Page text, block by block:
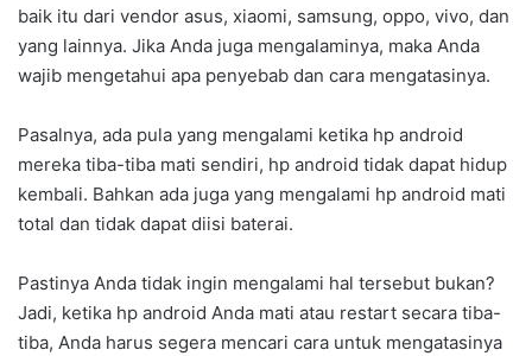
baik itu dari vendor asus, xiaomi, samsung, oppo, vivo, dan
yang lainnya. Jika Anda juga mengalaminya, maka Anda
wajib mengetahui apa penyebab dan cara mengatasinya.
Pasalnya, ada pula yang mengalami ketika hp android
mereka tiba-tiba mati sendiri, hp android tidak dapat hidup
kembali. Bahkan ada juga yang mengalami hp android mati
total dan tidak dapat diisi baterai.
Pastinya Anda tidak ingin mengalami hal tersebut bukan?
Jadi, ketika hp android Anda mati atau restart secara tiba-
tiba, Anda harus segera mencari cara untuk mengatasinya